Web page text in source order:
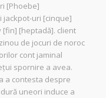
[Phoebe]
jackpot-uri [cinque]
[fin] [heptadă]. client
de jocuri de noroc
cont jaminal
spornire a avea.
a contesta despre
uneori induce a